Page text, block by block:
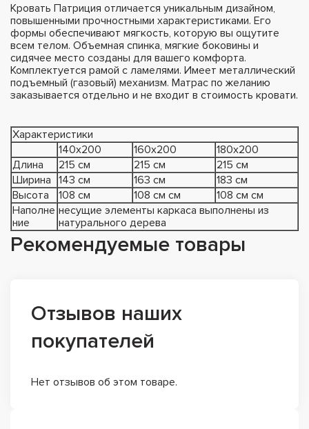
Кровать Патриция отличается уникальным дизайном,
повышенными прочностными характеристиками. Его
формы обеспечивают мягкость, которую вы ощутите
всем телом. Объемная спинка, мягкие боковины и
сидячее место созданы для вашего комфорта.
Комплектуется рамой с ламелями. Имеет металлический
подъемный (газовый) механизм. Матрас по желанию
заказывается отдельно и не входит в стоимость кровати.
Характеристики
140х200
160х200
180х200
Длина
215 см 215 см
215 см
Ширина 143 см 163 см
183 см
Высота
108 см 108 см см
108 см см
Наполне
ние
несущие элементы каркаса выполнены из
натурального дерева
Рекомендуемые товары
Отзывов наших
покупателей
Нет отзывов об этом товаре.